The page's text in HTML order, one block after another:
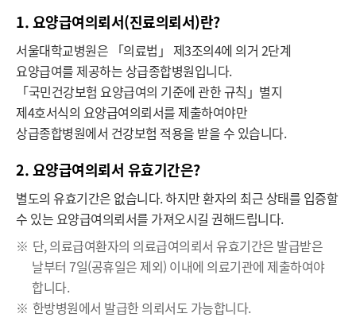
1. 요양급여의뢰서(진료의뢰서)란?
서울대학교병원은 「의료법」 제3조의4에 의거 2단계
요양급여를 제공하는 상급종합병원입니다.
「국민건강보험 요양급여의 기준에 관한 규칙」별지
제4호서식의 요양급여의뢰서를 제출하여야만
상급종합병원에서 건강보험 적용을 받을 수 있습니다.
2. 요양급여의뢰서 유효기간은?
별도의 유효기간은 없습니다. 하지만 환자의 최근 상태를 입증할
수 있는 요양급여의뢰서를 가져오시길 권해드립니다.
※ 단, 의료급여환자의 의료급여의뢰서 유효기간은 발급받은
날부터 7일(공휴일은 제외) 이내에 의료기관에 제출하여야
합니다.
※ 한방병원에서 발급한 의뢰서도 가능합니다.